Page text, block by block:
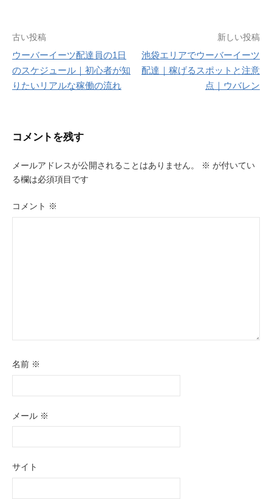
投
稿
ナ
シ
ン
古い投稿
ウーバーイーツ配達員の1日
のスケジュール｜初心者が知
りたいリアルな稼働の流れ
新しい投稿
池袋エリアでウーバーイーツ
配達｜稼げるスポットと注意
点｜ウバレン
コメントを残す
メールアドレスが公開されることはありません。 ※ が付いてい
る欄は必須項目です
コメント ※
名前 ※
メール ※
サイト